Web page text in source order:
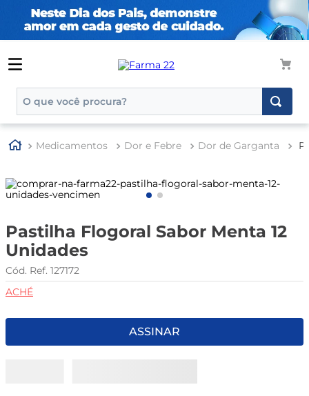
TERMOS MAIS BUSCADOS
1º
tadalafila
3º
generico
4
aptamil
5º
nutridrink
6º
rosuvastatina
7º
8º
tadalafila 5mg
9º
rivaroxabana 20mg
Medicamentos Dor e Febre Dor de Garganta
Pastilha Flogoral Sabor Menta 12
Unidades
127172
ACHÉ
ASSINAR